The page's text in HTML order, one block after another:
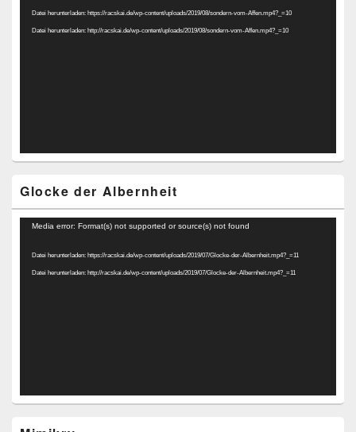
Datei herunterladen: https://racskai.de/wp-content/uploads/2019/08/sondern-vom-Affen.mp4?_=10
Datei herunterladen: http://racskai.de/wp-content/uploads/2019/08/sondern-vom-Affen.mp4?_=10
Glocke der Albernheit
Video-
Media error: Format(s) not supported or source(s) not found
Datei herunterladen: https://racskai.de/wp-content/uploads/2019/07/Glocke-der-Albernheit.mp4?_=11
Datei herunterladen: http://racskai.de/wp-content/uploads/2019/07/Glocke-der-Albernheit.mp4?_=11